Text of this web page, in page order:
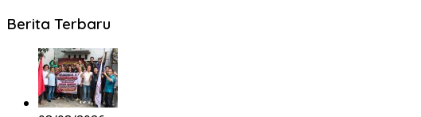
Berita Terbaru